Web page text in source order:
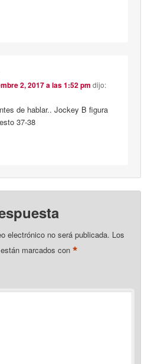
2, 2017 a las 1:52 pm dijo:
de hablar.. Jockey B figura
37-38
electrónico no será publicada. Los
marcados con*